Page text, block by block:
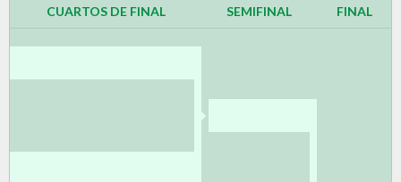
CUARTOS DE FINAL SEMIFINAL FINAL